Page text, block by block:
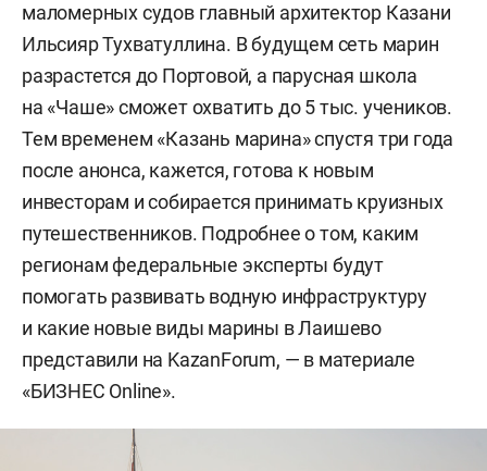
маломерных судов главный архитектор Казани
Ильсияр Тухватуллина. В будущем сеть марин
разрастется до Портовой, а парусная школа
на «Чаше» сможет охватить до 5 тыс. учеников.
Тем временем «Казань марина» спустя три года
после анонса, кажется, готова к новым
инвесторам и собирается принимать круизных
путешественников. Подробнее о том, каким
регионам федеральные эксперты будут
помогать развивать водную инфраструктуру
и какие новые виды марины в Лаишево
представили на KazanForum, — в материале
«БИЗНЕС Online».